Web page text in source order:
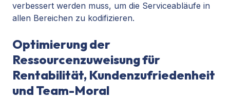
verbessert werden muss, um die Serviceabläufe in
allen Bereichen zu kodifizieren.
Optimierung der
Ressourcenzuweisung für
Rentabilität, Kundenzufriedenheit
und Team-Moral